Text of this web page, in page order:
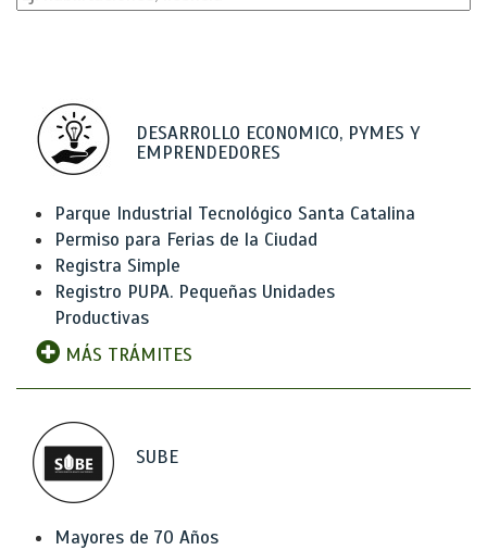
DESARROLLO ECONOMICO, PYMES Y
EMPRENDEDORES
Parque Industrial Tecnológico Santa Catalina
Permiso para Ferias de la Ciudad
Registra Simple
Registro PUPA. Pequeñas Unidades
Productivas
MÁS TRÁMITES
SUBE
Mayores de 70 Años